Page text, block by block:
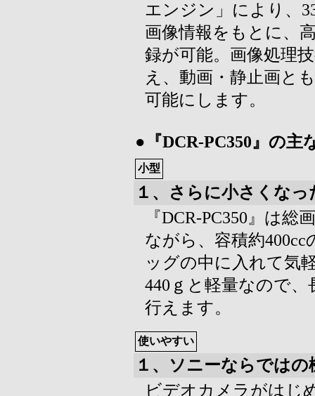
エンジン」により、
画像情報をもとに、
録が可能。画像処理
え、動画・静止画と
可能にします。
●『DCR-PC350』の主
小型
１、さらに小さくな
『DCR-PC350』は
ながら、容積約
ッグの中に入れて気
440ｇと軽量なので
行えます。
使いやすい
１、ソニーならでは
ビデオカメラがはじ